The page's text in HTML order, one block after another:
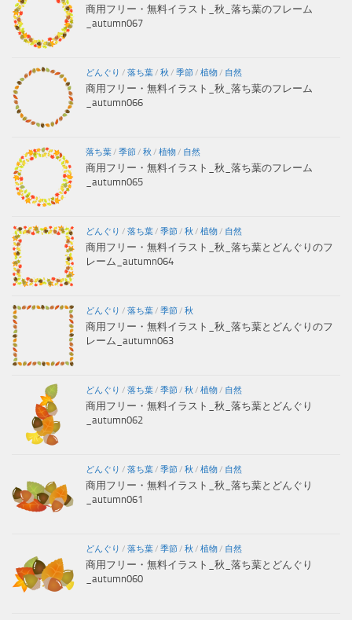
商用フリー・無料イラスト_秋_落ち葉のフレーム
_autumn067
どんぐり / 落ち葉/ 秋 / 季節/ 植物/ 自然
商用フリー・無料イラスト_秋_落ち葉のフレーム
_autumn066
落ち葉/ 季節/ 秋 / 植物/ 自然
商用フリー・無料イラスト_秋_落ち葉のフレーム
_autumn065
どんぐり / 落ち葉/ 季節/ 秋 / 植物/ 自然
商用フリー・無料イラスト_秋_落ち葉とどんぐりのフ
レーム_autumn064
どんぐり / 落ち葉/ 季節/ 秋
商用フリー・無料イラスト_秋_落ち葉とどんぐりのフ
レーム_autumn063
どんぐり / 落ち葉/ 季節/ 秋 / 植物/ 自然
商用フリー・無料イラスト_秋_落ち葉とどんぐり
_autumn062
どんぐり / 落ち葉/ 季節/ 秋 / 植物/ 自然
商用フリー・無料イラスト_秋_落ち葉とどんぐり
_autumn061
どんぐり / 落ち葉/ 季節/ 秋 / 植物/ 自然
商用フリー・無料イラスト_秋_落ち葉とどんぐり
_autumn060